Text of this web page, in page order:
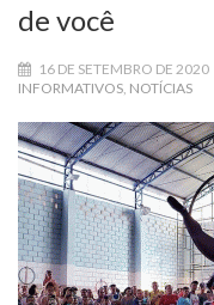
de você
16 DE SETEMBRO DE 2020
INFORMATIVOS NOTÍCIAS